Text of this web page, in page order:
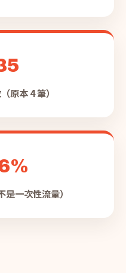
原本 4 筆）
一次性流量）